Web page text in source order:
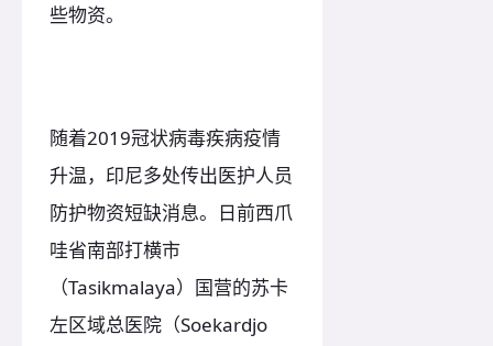
些物资。
随着2019冠状病毒疾病疫情
升温，印尼多处传出医护人员
防护物资短缺消息。日前西爪
哇省南部打横市
（Tasikmalaya）国营的苏卡
左区域总医院（Soekardjo